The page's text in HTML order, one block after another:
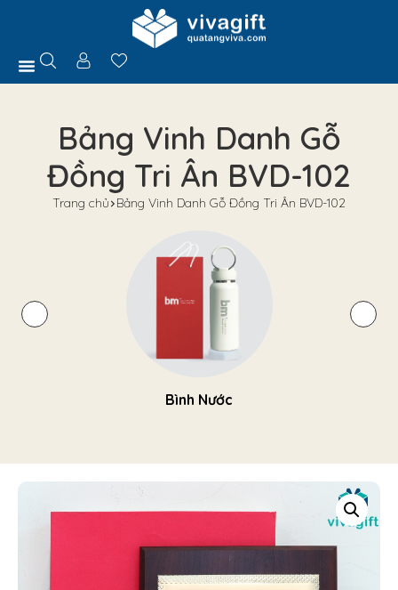
Bảng Vinh Danh Gỗ
Đồng Tri Ân BVD-102
Trang chủ Bảng Vinh Danh Gỗ Đồng Tri Ân BVD-102
Bình Nước